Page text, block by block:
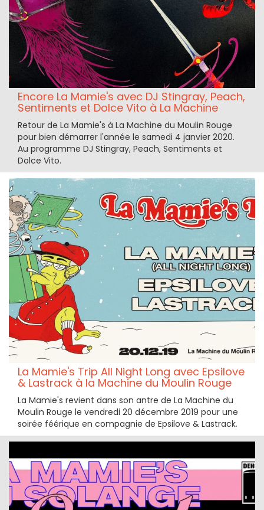
Encore La Mamie's avec DJ Stingray, Peach,
Sentiments et Dolce Vito à La Machine
Retour de La Mamie's à La Machine du Moulin Rouge
pour bien démarrer l'année le samedi 4 janvier 2020.
Au programme DJ Stingray, Peach, Sentiments et
Dolce Vito.
La Mamie's Trip All Night Long avec Epsilove
& Lastrack à la Machine du Moulin Rouge
La Mamie's revient dans son antre de La Machine du
Moulin Rouge le vendredi 20 décembre 2019 pour une
soirée féérique en compagnie de Epsilove & Lastrack.